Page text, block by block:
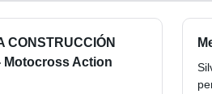
CONSTRUCCIÓN
Motocross Action